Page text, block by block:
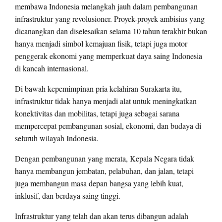
membawa Indonesia melangkah jauh dalam pembangunan
infrastruktur yang revolusioner. Proyek-proyek ambisius yang
dicanangkan dan diselesaikan selama 10 tahun terakhir bukan
hanya menjadi simbol kemajuan fisik, tetapi juga motor
penggerak ekonomi yang memperkuat daya saing Indonesia
di kancah internasional.
Di bawah kepemimpinan pria kelahiran Surakarta itu,
infrastruktur tidak hanya menjadi alat untuk meningkatkan
konektivitas dan mobilitas, tetapi juga sebagai sarana
mempercepat pembangunan sosial, ekonomi, dan budaya di
seluruh wilayah Indonesia.
Dengan pembangunan yang merata, Kepala Negara tidak
hanya membangun jembatan, pelabuhan, dan jalan, tetapi
juga membangun masa depan bangsa yang lebih kuat,
inklusif, dan berdaya saing tinggi.
Infrastruktur yang telah dan akan terus dibangun adalah